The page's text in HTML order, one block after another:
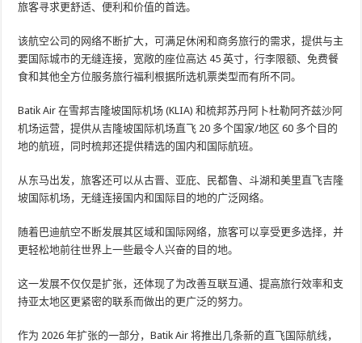
旅客寻求更舒适、便利和价值的首选。
该航空公司的网络不断扩大，可满足休闲和商务旅行的需求，提供与主
要国际城市的无缝连接，宽敞的座位高达 45 英寸，行李限额、免费餐
食和其他全方位服务旅行福利根据所选机票类型而有所不同。
Batik Air 在雪邦吉隆坡国际机场 (KLIA) 和梳邦苏丹阿卜杜勒阿齐兹沙阿
机场运营，提供从吉隆坡国际机场直飞 20 多个国家/地区 60 多个目的
地的航班，同时梳邦还提供精选的国内和国际航班。
从东马出发，旅客还可以从古晋、亚庇、民都鲁、斗湖和美里直飞吉隆
坡国际机场，无缝连接国内和国际目的地的广泛网络。
随着巴迪航空不断发展其区域和国际网络，旅客可以享受更多选择，并
更轻松地前往世界上一些最令人兴奋的目的地。
这一发展不仅仅是扩张，还体现了为改善互联互通、提高旅行效率和支
持亚太地区更紧密的联系而做出的更广泛的努力。
作为 2026 年扩张的一部分，Batik Air 将推出几条新的直飞国际航线，